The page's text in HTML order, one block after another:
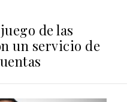
de las
un servicio de